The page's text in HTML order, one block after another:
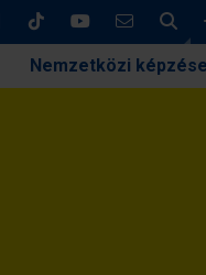
Nemzetközi